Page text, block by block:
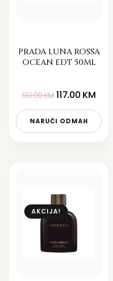
PRADA LUNA ROSSA
OCEAN EDT 50ML
130.00KM 117.00 KM
NARUČI ODMAH
AKCIJA!